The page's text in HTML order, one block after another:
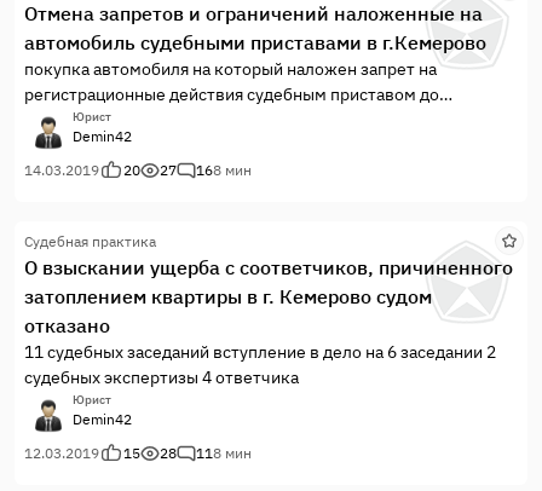
Отмена запретов и ограничений наложенные на
автомобиль судебными приставами в г.Кемерово
покупка автомобиля на который наложен запрет на
регистрационные действия судебным приставом до
совершения сделки, арест до подачи иска и 3 арест в период
рассмотрения дела
Юрист
Demin42
14.03.2019
20 27 168 мин
Судебная практика
О взыскании ущерба с соответчиков, причиненного
затоплением квартиры в г. Кемерово судом
отказано
11 судебных заседаний вступление в дело на 6 заседании 2
судебных экспертизы 4 ответчика
Юрист
Demin42
12.03.2019
15 28 118 мин